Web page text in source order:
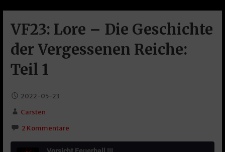
VF23: Lore – Die Geschichte
der Vergessenen Reiche:
Teil 1
2022-05-23
Carsten
2 Kommentare